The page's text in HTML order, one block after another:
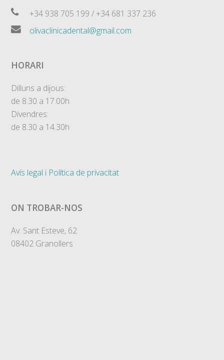
+34 938 705 199 / +34 681 337 236
olivaclinicadental@gmail.com
HORARI
Dilluns a dijous:
de 8.30 a 17.00h
Divendres:
de 8.30 a 14.30h
Avís legal i Política de privacitat
ON TROBAR-NOS
Av. Sant Esteve, 62
08402 Granollers